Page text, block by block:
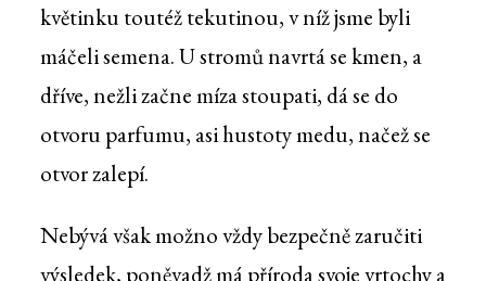
květinku toutéž tekutinou, v níž jsme byli
máčeli semena. U stromů navrtá se kmen, a
dříve, nežli začne míza stoupati, dá se do
otvoru parfumu, asi hustoty medu, načež se
otvor zalepí.
Nebývá však možno vždy bezpečně zaručiti
výsledek, poněvadž má příroda svoje vrtochy a